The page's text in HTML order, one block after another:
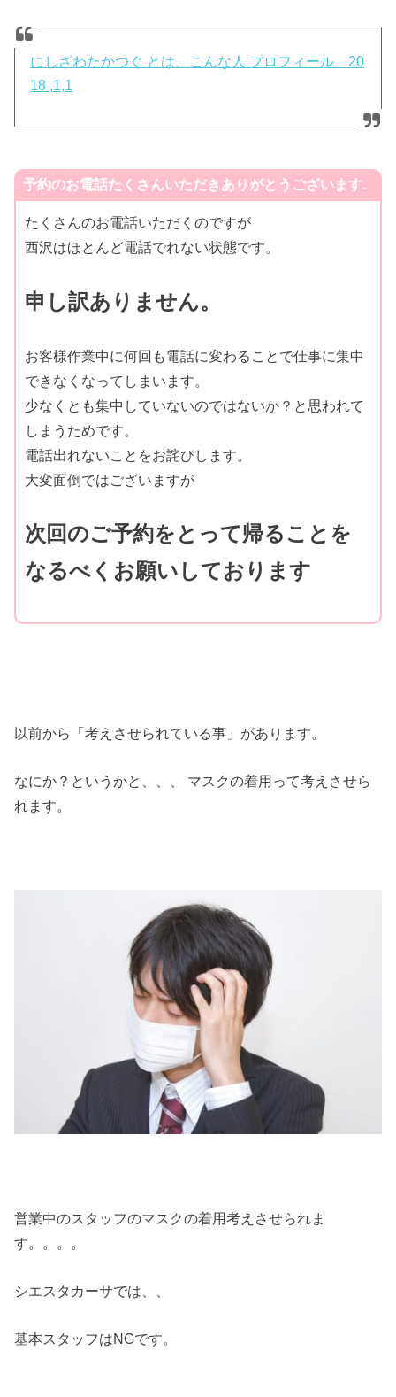
にしざわたかつぐ とは、こんな人 プロフィール 20
18 ,1,1
予約のお電話たくさんいただきありがとうございます.
たくさんのお電話いただくのですが
西沢はほとんど電話でれない状態です。
申し訳ありません。
お客様作業中に何回も電話に変わることで仕事に集中
できなくなってしまいます。
少なくとも集中していないのではないか？と思われて
しまうためです。
電話出れないことをお詫びします。
大変面倒ではございますが
次回のご予約をとって帰ることを
なるべくお願いしております
以前から「考えさせられている事」があります。
なにか？というかと、、、 マスクの着用って考えさせら
れます。
営業中のスタッフのマスクの着用考えさせられま
す。。。。
シエスタカーサでは、、
基本スタッフはNGです。